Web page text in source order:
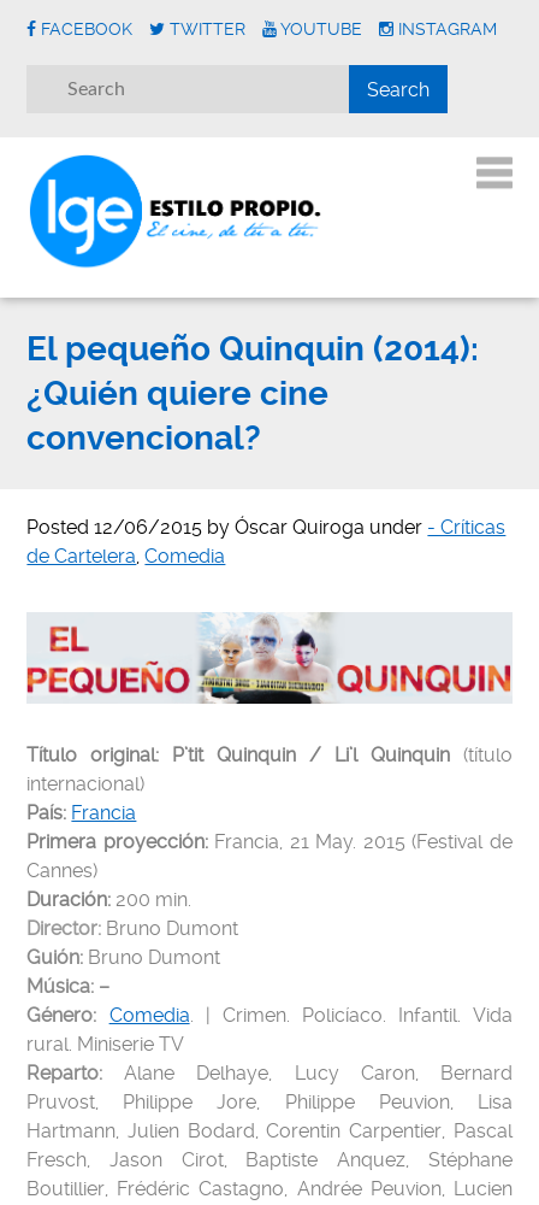
FACEBOOK TWITTER YOUTUBE INSTAGRAM
El pequeño Quinquin (2014):
¿Quién quiere cine
convencional?
Posted12/06/2015 byÓscar Quiroga under - Críticas
de Cartelera,Comedia
Título original: P’tit Quinquin / Li’l Quinquin (título
internacional)
País: Francia
Primera proyección: Francia, 21May. 2015 (Festival de
Cannes)
Duración: 200 min.
Director: Bruno Dumont
Guión: Bruno Dumont
Música: –
Género: Comedia. | Crimen. Policíaco. Infantil. Vida
rural. Miniserie TV
Reparto: Alane Delhaye, Lucy Caron, Bernard
Pruvost, Philippe Jore, Philippe Peuvion, Lisa
Hartmann, Julien Bodard, Corentin Carpentier, Pascal
Fresch, Jason Cirot, Baptiste Anquez, Stéphane
Boutillier, Frédéric Castagno, Andrée Peuvion, Lucien